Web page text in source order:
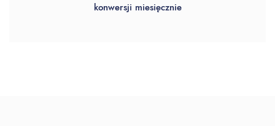
konwersji miesięcznie